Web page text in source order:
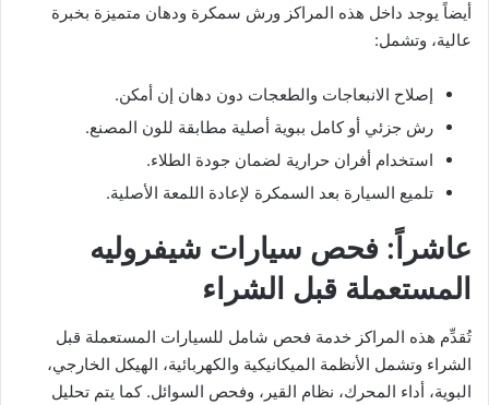
أيضاً يوجد داخل هذه المراكز ورش سمكرة ودهان متميزة بخبرة
عالية، وتشمل:
إصلاح الانبعاجات والطعجات دون دهان إن أمكن.
رش جزئي أو كامل ببوية أصلية مطابقة للون المصنع.
استخدام أفران حرارية لضمان جودة الطلاء.
تلميع السيارة بعد السمكرة لإعادة اللمعة الأصلية.
عاشراً: فحص سيارات شيفروليه
المستعملة قبل الشراء
تُقدِّم هذه المراكز خدمة فحص شامل للسيارات المستعملة قبل
الشراء وتشمل الأنظمة الميكانيكية والكهربائية، الهيكل الخارجي،
البوية، أداء المحرك، نظام القير، وفحص السوائل. كما يتم تحليل